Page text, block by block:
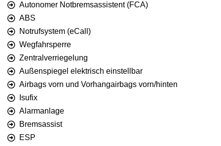
Autonomer Notbremsassistent (FCA)
ABS
Notrufsystem (eCall)
Wegfahrsperre
Zentralverriegelung
Außenspiegel elektrisch einstellbar
Airbags vorn und Vorhangairbags vorn/hinten
Isufix
Alarmanlage
Bremsassist
ESP